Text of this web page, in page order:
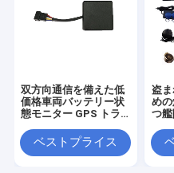
双方向通信を備えた低
価格車両バッテリー状
態モニター GPS トラ
ベストプライス
盗
め
つ艦